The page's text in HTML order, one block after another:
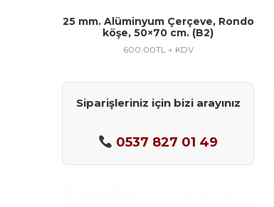
25 mm. Alüminyum Çerçeve, Rondo
köşe, 50×70 cm. (B2)
600.00TL + KDV
Siparişleriniz için bizi arayınız
0537 827 01 49